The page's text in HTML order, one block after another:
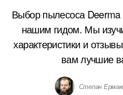
Выбор пылесоса
нашим гидом. Мы
характеристики и
вам лучшие
Степан